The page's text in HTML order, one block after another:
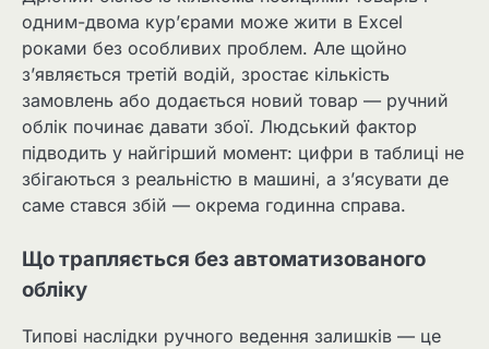
одним-двома кур’єрами може жити в Excel
роками без особливих проблем. Але щойно
з’являється третій водій, зростає кількість
замовлень або додається новий товар — ручний
облік починає давати збої. Людський фактор
підводить у найгірший момент: цифри в таблиці не
збігаються з реальністю в машині, а з’ясувати де
саме стався збій — окрема годинна справа.
Що трапляється без автоматизованого
обліку
Типові наслідки ручного ведення залишків — це